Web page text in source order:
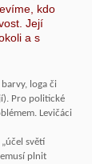
kdo
Její
a s
loga či
Pro politické
Levičáci
světí
plnit